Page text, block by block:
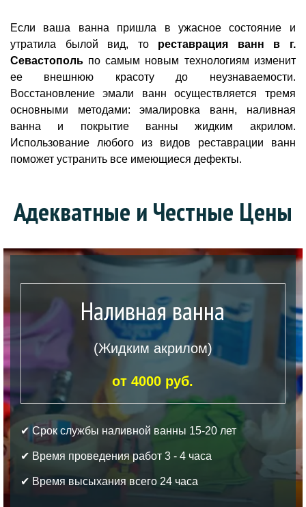
Если ваша ванна пришла в ужасное состояние и
утратила былой вид, то реставрация ванн в г.
Севастополь по самым новым технологиям изменит
ее внешнюю красоту до неузнаваемости.
Восстановление эмали ванн осуществляется тремя
основными методами: эмалировка ванн, наливная
ванна и покрытие ванны жидким акрилом.
Использование любого из видов реставрации ванн
поможет устранить все имеющиеся дефекты.
Адекватные и Честные Цены
Наливная ванна
(Жидким акрилом)
от 4000 руб.
✔ Срок службы наливной ванны 15-20 лет
✔ Время проведения работ 3 - 4 часа
✔ Время высыхания всего 24 часа